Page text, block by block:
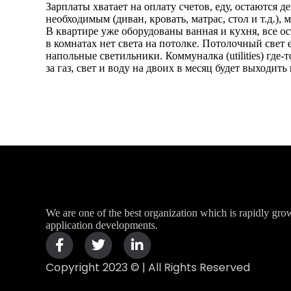
Зарплаты хватает на оплату счетов, еду, остаются
необходимым (диван, кровать, матрас, стол и
В квартире уже оборудованы ванная и кухня, все
в комнатах нет света на потолке. Потолочный
напольные светильники. Коммуналка (utilities) где-
за газ, свет и воду на двоих в месяц будет выходить
We are one of the best organization which is rapidly
application developments.
Copyright 2023 © | All Rights Reserved